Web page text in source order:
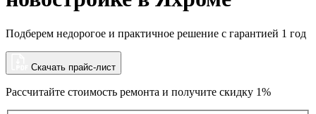
Подберем недорогое и практичное решение с гарантией 1 год
Скачать прайс-лист
Рассчитайте стоимость ремонта и получите скидку 1%